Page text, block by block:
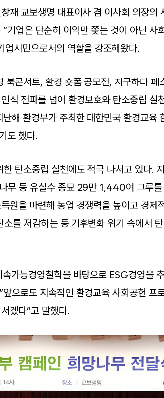
재 교보생명 대표이사 겸 이사회 의장의
기업은 단순히 이익만 쫓는 것이 아닌 사
업시민으로서의 역할을 강조해왔다.
콘서트, 환경 숏폼 공모전, 지구하다 페
식 전파를 넘어 환경보호와 탄소중립 실
해 환경부가 주최한 대한민국 환경교육
도 했다.
탄소중립 실천에도 적극 나서고 있다.
무 등 유실수 종묘 29만 1,440여 그루를
원을 마련해 농업 경쟁력을 높이고 경제
를 저감하는 등 기후변화 위기 속에서
가능경영철학을 바탕으로 ESG경영을
으로도 지속적인 환경교육 사회공헌 프
겠다”고 말했다.